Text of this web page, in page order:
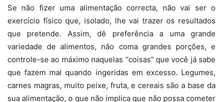
Se não fizer uma alimentação correcta, não vai ser o
exercício físico que, isolado, lhe vai trazer os resultados
que pretende. Assim, dê preferência a uma grande
variedade de alimentos, não coma grandes porções, e
controle-se ao máximo naquelas “coisas” que você já sabe
que fazem mal quando ingeridas em excesso. Legumes,
carnes magras, muito peixe, fruta, e cereais são a base da
sua alimentação, o que não implica que não possa cometer